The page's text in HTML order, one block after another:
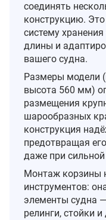
соединять
конструкцию.
систему
длины и
вашего судна.
Размеры модели
высота 560 мм)
размещения
шарообразных
конструкция
предотвращая
даже при сильной
Монтаж корзины
инструментов:
элементы судна
релинги, стойки